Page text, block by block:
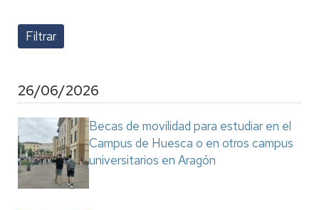
26/06/2026
Becas de movilidad para estudiar en el
Campus de Huesca o en otros campus
universitarios en Aragón